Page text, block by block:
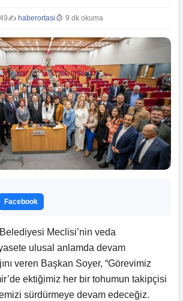
✍️ haberortasi 9 dk okuma
Facebook
Meclisi’nin veda
ulusal anlamda devam
veren Başkan Soyer, “Görevimiz
ektiğimiz her bir tohumun takipçisi
sürdürmeye devam edeceğiz.